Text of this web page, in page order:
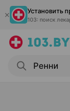
Установить
103: поиск